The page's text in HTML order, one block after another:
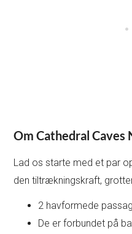
Om Cathedral Caves
Lad os starte med et par
den tiltrækningskraft,
2 havformede
De er forbundet på